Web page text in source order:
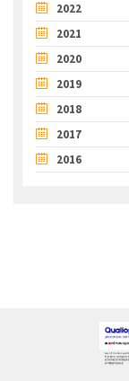
2022
2021
2020
2019
2018
2017
2016